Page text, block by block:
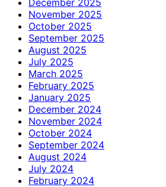
November 2025
October 2025
September 2025
August 2025
July 2025
March 2025
February 2025
January 2025
December 2024
November 2024
October 2024
September 2024
August 2024
July 2024
February 2024